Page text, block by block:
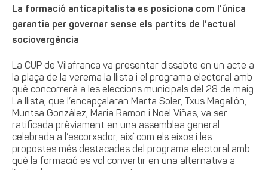
La formació anticapitalista es posiciona com l’única
garantia per governar sense els partits de l’actual
sociovergència
La CUP de Vilafranca va presentar dissabte en un acte a
la plaça de la verema la llista i el programa electoral amb
què concorrerà a les eleccions municipals del 28 de maig.
La llista, que l’encapçalaran Marta Soler, Txus Magallón,
Muntsa González, Maria Ramon i Noel Viñas, va ser
ratificada prèviament en una assemblea general
celebrada a l’escorxador, així com els eixos i les
propostes més destacades del programa electoral amb
què la formació es vol convertir en una alternativa a